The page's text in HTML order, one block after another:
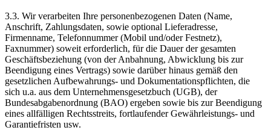
3.3. Wir verarbeiten Ihre personenbezogenen Daten (Name,
Anschrift, Zahlungsdaten, sowie optional Lieferadresse,
Firmenname, Telefonnummer (Mobil und/oder Festnetz),
Faxnummer) soweit erforderlich, für die Dauer der gesamten
Geschäftsbeziehung (von der Anbahnung, Abwicklung bis zur
Beendigung eines Vertrags) sowie darüber hinaus gemäß den
gesetzlichen Aufbewahrungs- und Dokumentationspflichten, die
sich u.a. aus dem Unternehmensgesetzbuch (UGB), der
Bundesabgabenordnung (BAO) ergeben sowie bis zur Beendigung
eines allfälligen Rechtsstreits, fortlaufender Gewährleistungs- und
Garantiefristen usw.